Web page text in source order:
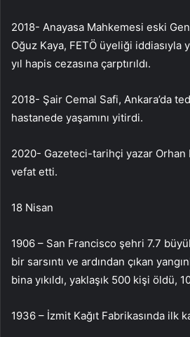
2018- Anayasa Mahkemesi eski
Oğuz Kaya, FETÖ üyeliği iddiasıyla
yıl hapis cezasına çarptırıldı.
2018- Şair Cemal Safi, Ankara’da
hastanede yaşamını yitirdi.
2020- Gazeteci-tarihçi yazar Orhan
vefat etti.
18 Nisan
1906 – San Francisco şehri 7.7
bir sarsıntı ve ardından çıkan
bina yıkıldı, yaklaşık 500 kişi öldü,
1936 – İzmit Kağıt Fabrikasında ilk